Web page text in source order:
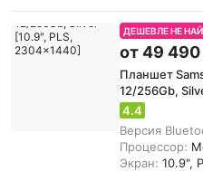
ДЕШЕВЛЕ НЕ
от 49
Планшет
12/256Gb,
4.4
Версия
Процессор:
Экран: 10.9",